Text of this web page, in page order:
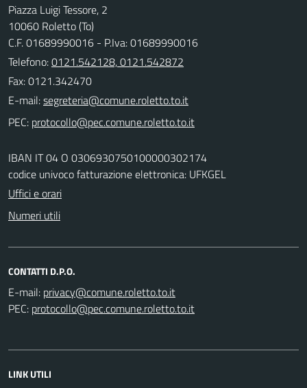
Piazza Luigi Tessore, 2
10060 Roletto (To)
C.F. 01689990016 - P.Iva: 01689990016
Telefono:0121.542128, 0121.542872
Fax: 0121.342470
E-mail:
PEC:
IBAN IT 04 O 0306930750100000302174
codice univoco fatturazione elettronica: UFKGEL
Uffici e orari
Numeri utili
CONTATTI D.P.O.
E-mail:
PEC:
LINK UTILI